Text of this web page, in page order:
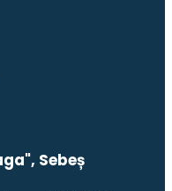
Sebeș